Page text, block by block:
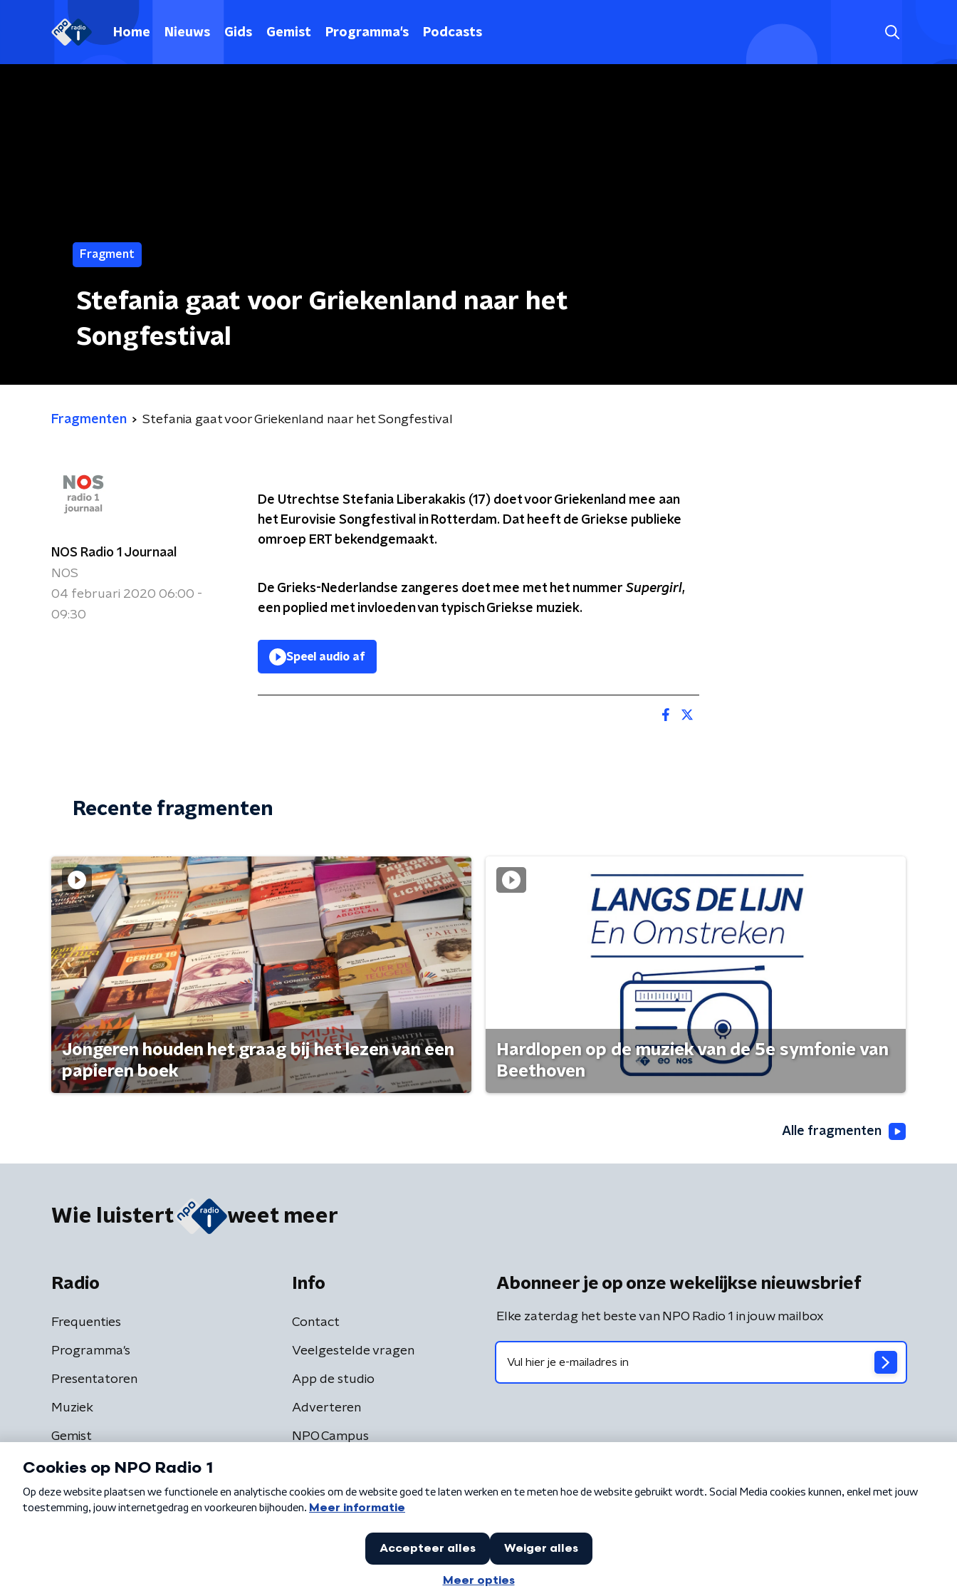
Home Nieuws Gids Gemist Programma's Podcasts
Fragment
Stefania gaat voor Griekenland naar het
Songfestival
Fragmenten Stefania gaat voor Griekenland naar het Songfestival
NOS Radio 1 Journaal
NOS
04 februari 2020 06:00 -
09:30
De Utrechtse Stefania Liberakakis (17) doet voor Griekenland mee aan
het Eurovisie Songfestival in Rotterdam. Dat heeft de Griekse publieke
omroep ERT bekendgemaakt.
De Grieks-Nederlandse zangeres doet mee met het nummer Supergirl,
een poplied met invloeden van typisch Griekse muziek.
Speel audio af
Recente fragmenten
Jongeren houden het graag bij het lezen van een
papieren boek
Hardlopen op de muziek van de 5e symfonie van
Beethoven
Alle fragmenten
Wie luistert weet meer
Radio
Frequenties
Programma's
Presentatoren
Muziek
Gemist
Info
Contact
Veelgestelde vragen
App de studio
Adverteren
NPO Campus
Abonneer je op onze wekelijkse nieuwsbrief
Elke zaterdag het beste van NPO Radio 1 in jouw mailbox
Algemene voorwaarden Privacybeleid